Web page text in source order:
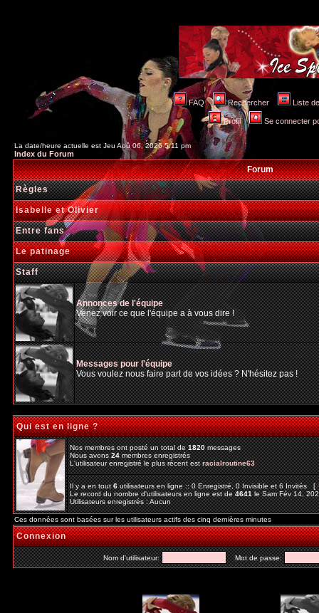
FAQ Rechercher Liste
Profil Se connecter
La date/heure actuelle est Jeu Aoû 06, 2026 5:11 pm
Index du Forum
Forum
Règles
Isabelle et Olivier
Entre fans
Le patinage
Staff
Annonces de l'équipe
Venez voir ce que l'équipe a à vous dire !
Messages pour l'équipe
Vous voulez nous faire part de vos idées ? N'hésitez pas !
Qui est en ligne ?
Nos membres ont posté un total de1820messages
Nous avons24membres enregistrés
L'utilisateur enregistré le plus récent estracialroutine63
Il y a en tout6utilisateurs en ligne :: 0 Enregistré, 0 Invisible et 6 Invités [
Le record du nombre d'utilisateurs en ligne est de4641le Sam Fév 14,
Utilisateurs enregistrés : Aucun
Ces données sont basées sur les utilisateurs actifs des cinq dernières minutes
Connexion
Nom d'utilisateur: Mot de passe: